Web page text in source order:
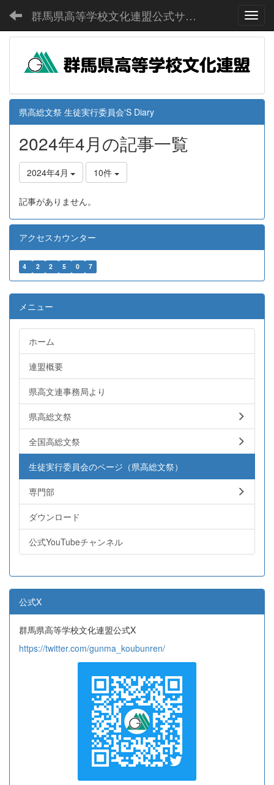
群馬県高等学校文化連盟公式サイト
県高総文祭 生徒実行委員会'S Diary
2024年4月の記事一覧
2024年4月 10件
記事がありません。
アクセスカウンター
4 2 2 5 0 7
メニュー
ホーム
連盟概要
県高文連事務局より
県高総文祭
全国高総文祭
生徒実行委員会のページ（県高総文祭）
専門部
ダウンロード
公式YouTubeチャンネル
公式X
群馬県高等学校文化連盟公式X
https://twitter.com/gunma_koubunren/